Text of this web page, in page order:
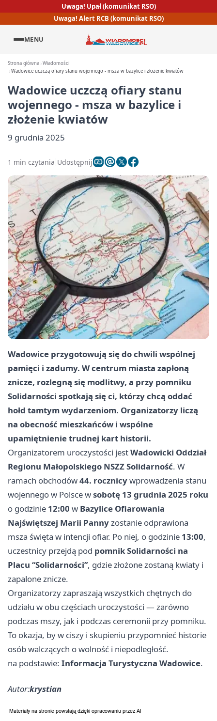
Uwaga! Upał (komunikat RSO)
Uwaga! Alert RCB (komunikat RSO)
MENU
Strona główna Wiadomości
Wadowice uczczą ofiary stanu wojennego - msza w bazylice i złożenie kwiatów
Wadowice uczczą ofiary stanu
wojennego - msza w bazylice i
złożenie kwiatów
9 grudnia 2025
1 min czytania Udostępnij
Wadowice przygotowują się do chwili wspólnej
pamięci i zadumy. W centrum miasta zapłoną
znicze, rozlegną się modlitwy, a przy pomniku
Solidarności spotkają się ci, którzy chcą oddać
hołd tamtym wydarzeniom. Organizatorzy liczą
na obecność mieszkańców i wspólne
upamiętnienie trudnej kart historii.
Organizatorem uroczystości jestWadowicki Oddział
Regionu Małopolskiego NSZZ Solidarność. W
ramach obchodów44. rocznicywprowadzenia stanu
wojennego w Polsce wsobotę 13 grudnia 2025 roku
o godzinie 12:00 w Bazylice Ofiarowania
Najświętszej Marii Pannyzostanie odprawiona
msza święta w intencji ofiar. Po niej, o godzinie 13:00,
uczestnicy przejdą pod pomnik Solidarności na
Placu “Solidarności”, gdzie złożone zostaną kwiaty i
zapalone znicze.
Organizatorzy zapraszają wszystkich chętnych do
udziału w obu częściach uroczystości — zarówno
podczas mszy, jak i podczas ceremonii przy pomniku.
To okazja, by w ciszy i skupieniu przypomnieć historie
osób walczących o wolność i niepodległość.
na podstawie: Informacja Turystyczna Wadowice.
Autor:krystian